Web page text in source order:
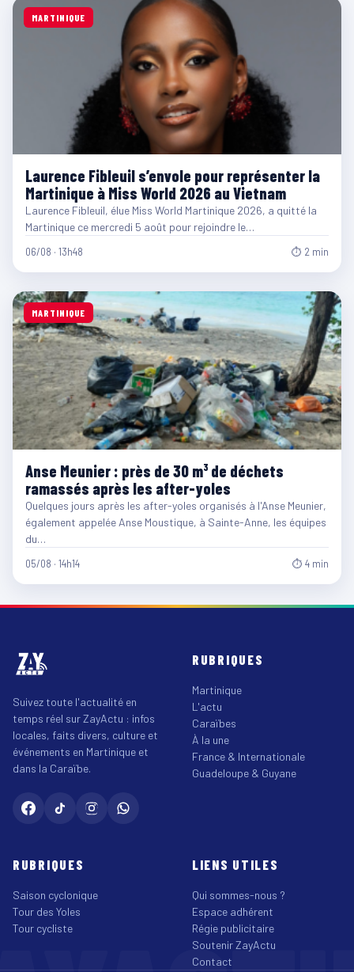
MARTINIQUE
Laurence Fibleuil s’envole pour représenter la
Martinique à Miss World 2026 au Vietnam
Laurence Fibleuil, élue Miss World Martinique 2026, a quitté la
Martinique ce mercredi 5 août pour rejoindre le…
06/08 · 13h48 ⏱ 2 min
MARTINIQUE
Anse Meunier : près de 30 m³ de déchets
ramassés après les after-yoles
Quelques jours après les after-yoles organisés à l'Anse Meunier,
également appelée Anse Moustique, à Sainte-Anne, les équipes
du…
05/08 · 14h14 ⏱ 4 min
Suivez toute l'actualité en
temps réel sur ZayActu : infos
locales, faits divers, culture et
événements en Martinique et
dans la Caraïbe.
RUBRIQUES
Martinique
L'actu
Caraïbes
À la une
France & Internationale
Guadeloupe & Guyane
RUBRIQUES
Saison cyclonique
Tour des Yoles
Tour cycliste
LIENS UTILES
Qui sommes-nous ?
Espace adhérent
Régie publicitaire
Soutenir ZayActu
Contact